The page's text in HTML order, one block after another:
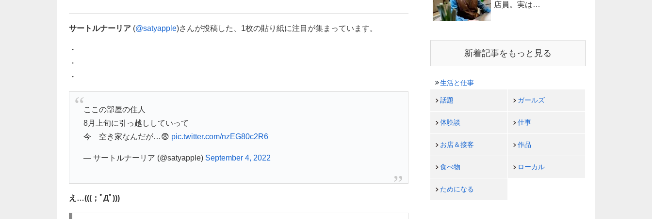
サートルナーリア (@satyapple)さんが投稿した、1枚の貼り紙に注目が集まっています。
・
・
・
ここの部屋の住人
8月上旬に引っ越ししていって
今 空き家なんだが…😨 pic.twitter.com/nzEG80c2R6
— サートルナーリア (@satyapple) September 4, 2022
え…(((；ﾟДﾟ)))
店員。実は…
新着記事をもっと見る
生活と仕事
話題 ガールズ
体験談 仕事
お店＆接客 作品
食べ物 ローカル
ためになる